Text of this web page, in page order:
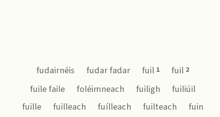
fudairnéis fudar fadar fuil 1 fuil 2
fuile faile foléimneach fuiligh
fuiliúil
fuille
fuilleach fuílleach fuilteach
fuin